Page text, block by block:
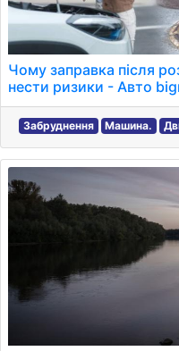
Чому заправка після
нести ризики - Авто
Забруднення Машина.